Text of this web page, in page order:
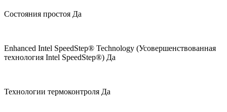
Состояния простоя Да
Enhanced Intel SpeedStep® Technology (Усовершенствованная
технология Intel SpeedStep®) Да
Технологии термоконтроля Да